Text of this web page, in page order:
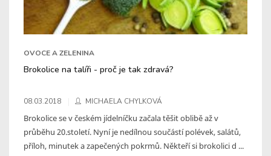
OVOCE A ZELENINA
Brokolice na talíři - proč je tak zdravá?
08.03.2018 MICHAELA CHYLKOVÁ
Brokolice se v českém jídelníčku začala těšit oblibě až v
průběhu 20.století. Nyní je nedílnou součástí polévek, salátů,
příloh, minutek a zapečených pokrmů. Někteří si brokolici d ...